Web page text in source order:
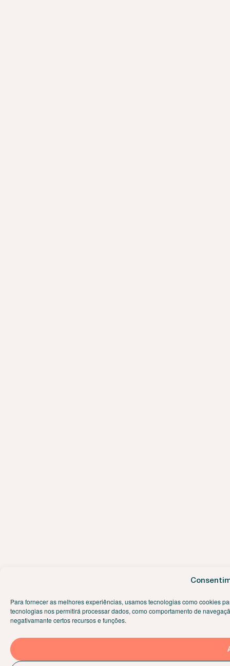
Para fornecer as melhores experiências, usamos tecnologias como cookies
tecnologias nos permitirá processar dados, como comportamento de
negativamante certos recursos e funções.